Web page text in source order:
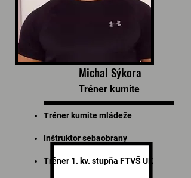
Michal Sýkora
Tréner kumite
Tréner kumite mládeže
Inštruktor sebaobrany
Tréner 1. kv. stupňa FTVŠ UK